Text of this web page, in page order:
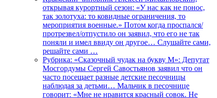
открывая курортный сезон: «У нас как не понос,
так золотуха: то ковидные ограничения, то
мероприятия военные.» Потом когда проспался/
протрезвел/отпустило он заявил, что его не так
поняли и имел ввиду он другое… Слушайте сами,
решайте сами …
Рубрика: «Сказочный чудак на букву М»: Депутат
Мосгордумы Сергей Савостьянов заявил что он
часто посещает разные детские песочницы
наблюдая за детьми… Мальчик в песочнице
говорит: «Мне не нравится красный совок. Не